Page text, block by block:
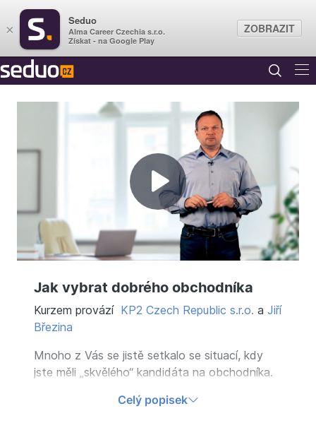
Přehrát
video
Jak vybrat dobrého obchodníka
Kurzem provází KP2 Czech Republic s.r.o. a Jiří
Březina
Mnoho z Vás se jistě setkalo se situací, kdy
jste měli „skvělého“ kandidáta na obchodníka.
podle všech indicií to měl být prodejní
Celý popisek
×
Seduo
Alma Career Czechia s.r.o.
Získat - na Google Play
ZOBRAZIT